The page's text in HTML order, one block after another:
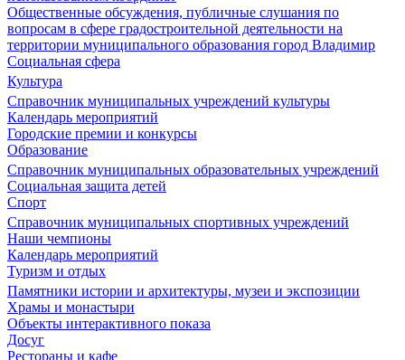
Общественные обсуждения, публичные слушания по
вопросам в сфере градостроительной деятельности на
территории муниципального образования город Владимир
Социальная сфера
Культура
Справочник муниципальных учреждений культуры
Календарь мероприятий
Городские премии и конкурсы
Образование
Справочник муниципальных образовательных учреждений
Социальная защита детей
Спорт
Справочник муниципальных спортивных учреждений
Наши чемпионы
Календарь мероприятий
Туризм и отдых
Памятники истории и архитектуры, музеи и экспозиции
Храмы и монастыри
Объекты интерактивного показа
Досуг
Рестораны и кафе